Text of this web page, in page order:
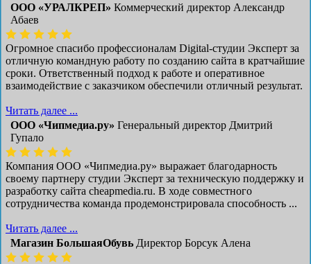
ООО «УРАЛКРЕП» Коммерческий директор Александр
Абаев
Огромное спасибо профессионалам Digital-студии Эксперт за
отличную командную работу по созданию сайта в кратчайшие
сроки. Ответственный подход к работе и оперативное
взаимодействие с заказчиком обеспечили отличный результат.
Читать далее ...
ООО «Чипмедиа.ру» Генеральный директор Дмитрий
Гупало
Компания ООО «Чипмедиа.ру» выражает благодарность
своему партнеру студии Эксперт за техническую поддержку и
разработку сайта cheapmedia.ru. В ходе совместного
сотрудничества команда продемонстрировала способность ...
Читать далее ...
Магазин БольшаяОбувь Директор Борсук Алена